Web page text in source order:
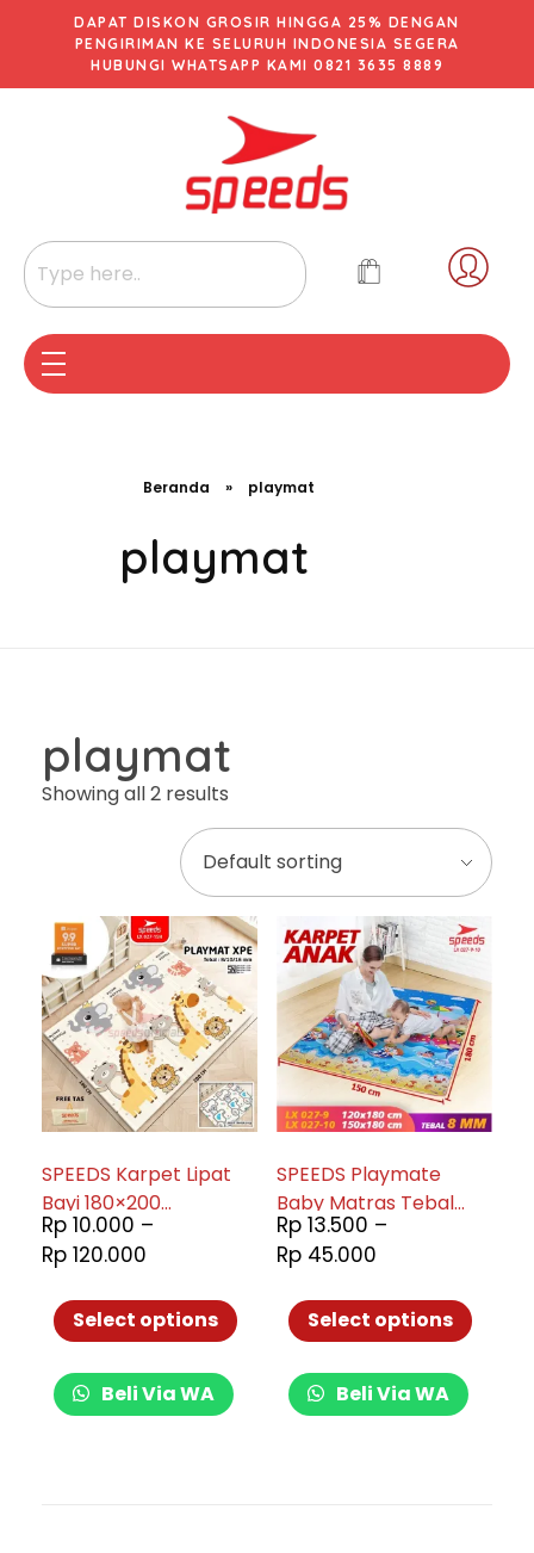
DAPAT DISKON GROSIR HINGGA 25% DENGAN
PENGIRIMAN KE SELURUH INDONESIA SEGERA
HUBUNGI WHATSAPP KAMI 0821 3635 8889
Beranda » playmat
playmat
playmat
Showing all 2 results
SPEEDS Karpet Lipat
Bayi 180×200
Waterproof XPE 027-
14
Rp 10.000 –
Rp 120.000
Select options
Beli Via WA
SPEEDS Playmate
Baby Matras Tebal
027-9
Rp13.500 –
Rp45.000
Select options
Beli Via WA